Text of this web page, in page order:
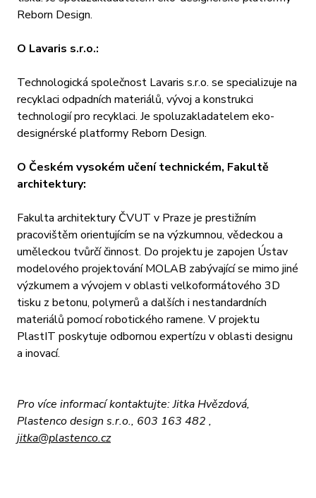
Reborn Design.
O Lavaris s.r.o.:
Technologická společnost Lavaris s.r.o. se specializuje na
recyklaci odpadních materiálů, vývoj a konstrukci
technologií pro recyklaci. Je spoluzakladatelem eko-
designérské platformy Reborn Design.
O Českém vysokém učení technickém, Fakultě
architektury:
Fakulta architektury ČVUT v Praze je prestižním
pracovištěm orientujícím se na výzkumnou, vědeckou a
uměleckou tvůrčí činnost. Do projektu je zapojen Ústav
modelového projektování MOLAB zabývající se mimo jiné
výzkumem a vývojem v oblasti velkoformátového 3D
tisku z betonu, polymerů a dalších i nestandardních
materiálů pomocí robotického ramene. V projektu
PlastIT poskytuje odbornou expertízu v oblasti designu
a inovací.
Pro více informací kontaktujte: Jitka Hvězdová,
Plastenco design s.r.o., 603 163 482 ,
jitka@plastenco.cz